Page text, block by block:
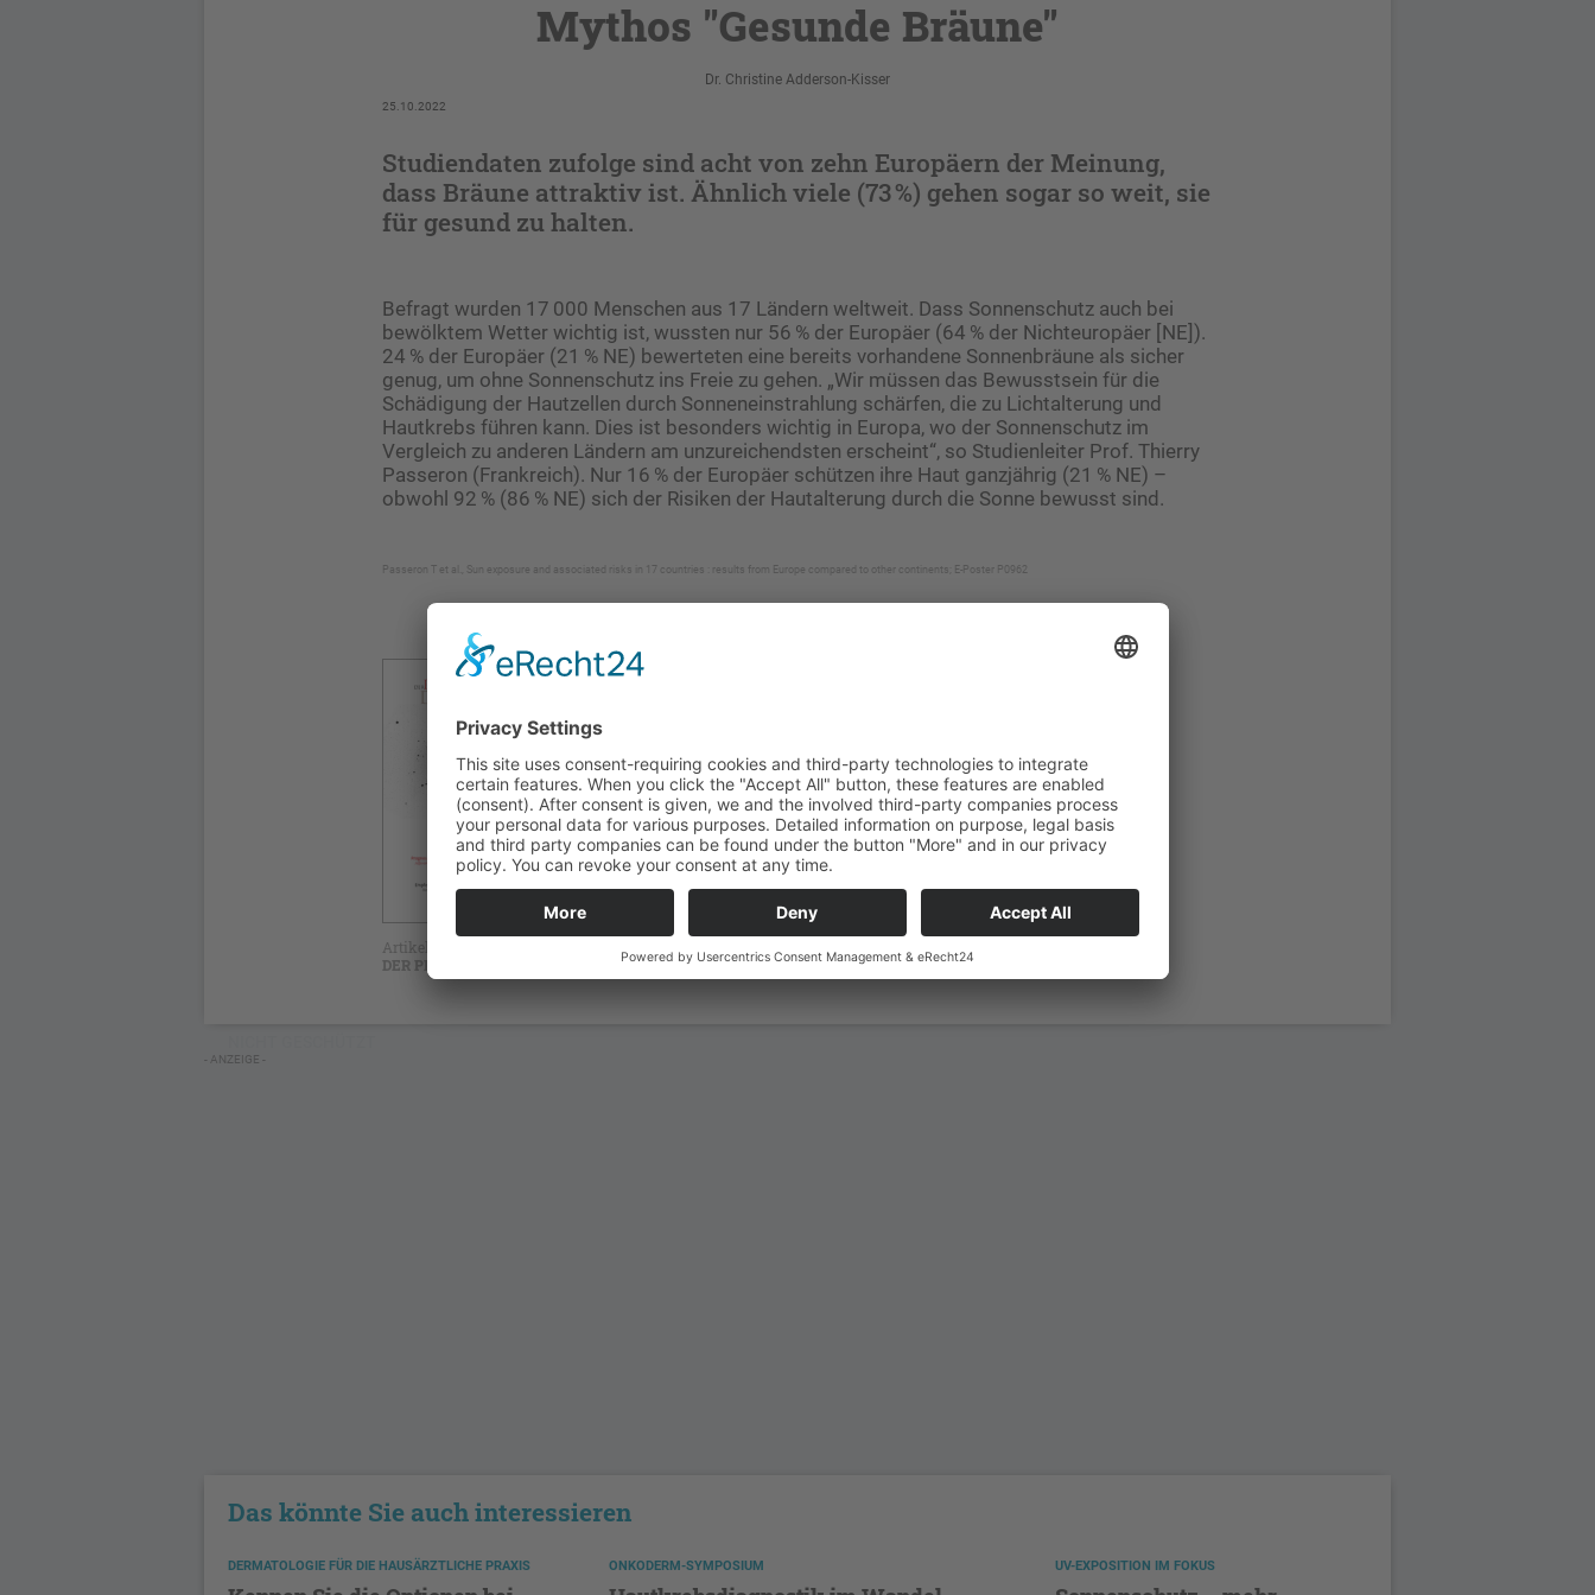
Mythos "Gesunde Bräune"
Dr. Christine Adderson-Kisser
25.10.2022
Studiendaten zufolge sind acht von zehn Europäern der Meinung,
dass Bräune attraktiv ist. Ähnlich viele (73 %) gehen sogar so weit, sie
für gesund zu halten.
Befragt wurden 17 000 Menschen aus 17 Ländern weltweit. Dass Sonnenschutz auch bei
bewölktem Wetter wichtig ist, wussten nur 56 % der Europäer (64 % der Nichteuropäer [NE]).
24 % der Europäer (21 % NE) bewerteten eine bereits vorhandene Sonnenbräune als sicher
genug, um ohne Sonnenschutz ins Freie zu gehen. „Wir müssen das Bewusstsein für die
Schädigung der Hautzellen durch Sonneneinstrahlung schärfen, die zu Lichtalterung und
Hautkrebs führen kann. Dies ist besonders wichtig in Europa, wo der Sonnenschutz im
Vergleich zu anderen Ländern am unzureichendsten erscheint“, so Studienleiter Prof. Thierry
Passeron (Frankreich). Nur 16 % der Europäer schützen ihre Haut ganzjährig (21 % NE) –
obwohl 92 % (86 % NE) sich der Risiken der Hautalterung durch die Sonne bewusst sind.
Passeron T et al., Sun exposure and associated risks in 17 countries : results from Europe compared to other continents; E-Poster P0962
Artikel erschienen in
DER PRIVATARZT DERMATOLOGIE Ausgabe 04/2022
- ANZEIGE -
Das könnte Sie auch interessieren
DERMATOLOGIE FÜR DIE HAUSÄRZTLICHE PRAXIS ONKODERM-SYMPOSIUM UV-EXPOSITION IM FOKUS